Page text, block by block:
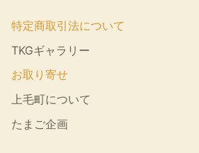
特定商取引法について
TKGギャラリー
お取り寄せ
上毛町について
たまご企画